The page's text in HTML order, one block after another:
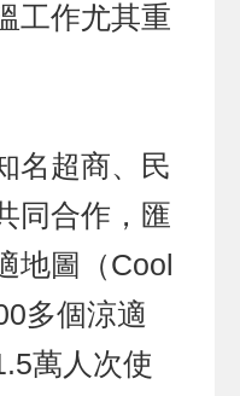
工作尤其重
名超商、民
同合作，匯
地圖（Cool
多個涼適
萬人次使